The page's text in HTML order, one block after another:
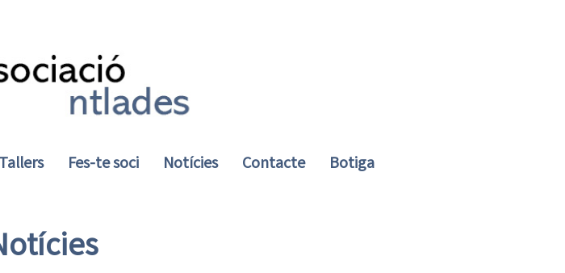
Fes-te soci Notícies Contacte Botiga